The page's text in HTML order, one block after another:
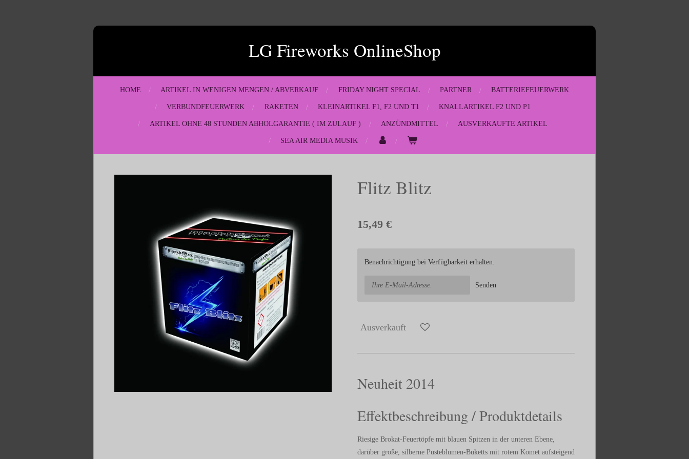
LG Fireworks OnlineShop
HOME ARTIKEL IN WENIGEN MENGEN / ABVERKAUF FRIDAY NIGHT SPECIAL PARTNER BATTERIEFEUERWERK
VERBUNDFEUERWERK RAKETEN KLEINARTIKEL F1, F2 UND T1 KNALLARTIKEL F2 UND P1
ARTIKEL OHNE 48 STUNDEN ABHOLGARANTIE ( IM ZULAUF ) ANZÜNDMITTEL AUSVERKAUFTE ARTIKEL
SEA AIR MEDIA MUSIK
Flitz Blitz
15,49 €
Benachrichtigung bei Verfügbarkeit erhalten.
Senden
Ausverkauft
Neuheit 2014
Effektbeschreibung / Produktdetails
Riesige Brokat-Feuertöpfe mit blauen Spitzen in der unteren Ebene,
darüber große, silberne Pusteblumen-Buketts mit rotem Komet aufsteigend